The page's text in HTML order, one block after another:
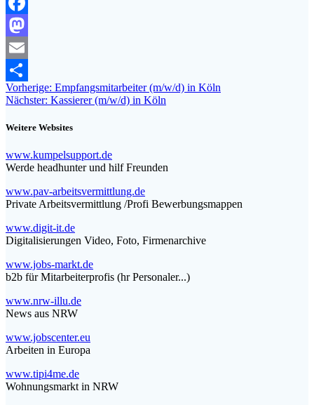
Facebook
Mastodon
Email
Teilen
Beitragsnavigation
Vorherige: Vorheriger
Beitrag:
Empfangsmitarbeiter (m/w/d) in Köln
Nächster: Nächster
Kassierer (m/w/d) in Köln
Weitere Websites
www.kumpelsupport.de
Werde headhunter und hilf Freunden
www.pav-arbeitsvermittlung.de
Private Arbeitsvermittlung /Profi Bewerbungsmappen
www.digit-it.de
Digitalisierungen Video, Foto, Firmenarchive
www.jobs-markt.de
b2b für Mitarbeiterprofis (hr Personaler...)
www.nrw-illu.de
News aus NRW
www.jobscenter.eu
Arbeiten in Europa
www.tipi4me.de
Wohnungsmarkt in NRW